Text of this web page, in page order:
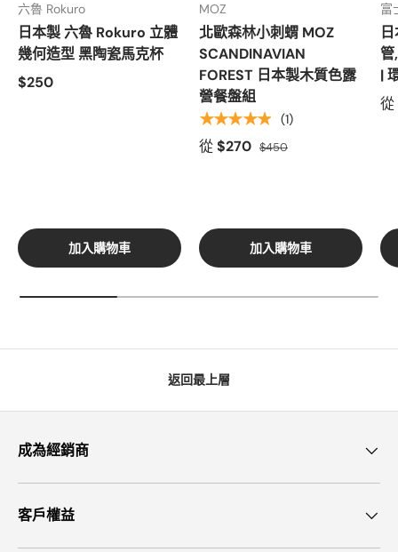
六魯 Rokuro
日本製 六魯 Rokuro 立體
幾何造型 黑陶瓷馬克杯
$250
加入購物車
MOZ
北歐森林小刺蝟 MOZ
SCANDINAVIAN
FOREST 日本製木質色露
營餐盤組
★★★★★ (1)
從$270 $450
加入購物車
富
管
|
從
返回最上層
成為經銷商
客戶權益